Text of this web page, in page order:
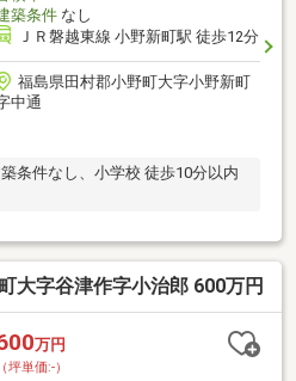
築条件なし
ＪＲ磐越東線 小野新町駅 徒歩12分
福島県田村郡小野町大字小野新町
中通
条件なし、小学校 徒歩10分以内
大字谷津作字小治郎 600万円
万円
（坪単価:-）